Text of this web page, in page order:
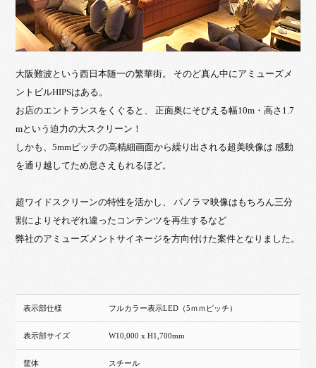
大阪難波という西日本随一の繁華街。 そのど真ん中にアミューズメ
ントビルHIPSはある。
お店のエントランスをくぐると、 正面奥にそびえる幅10m・高さ1.7
mという迫力の大スクリーン！
しかも、5mmピッチの高精細画面から繰り出される超美映像は 感動
を通り越してため息さえもれるほど。
超ワイドスクリーンの特性を活かし、 パノラマ映像はもちろん三分
割によりそれぞれ違ったコンテンツを再生するなど
弊社のアミューズメントサイネージを方向付けた案件となりました。
表示部仕様 フルカラー表示LED（5ｍｍピッチ）
表示部サイズ W10,000 x H1,700mm
筐体 スチール